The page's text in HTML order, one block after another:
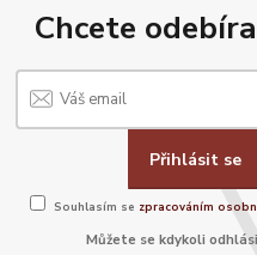
Chcete
Přihlásit se
Souhlasím se zpracováním
Můžete se kdykoli